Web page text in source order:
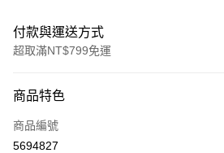
付款與運送方式
超取滿NT$799免運
信用卡一次付款
超商取貨付款
商品特色
商品編號
5694827